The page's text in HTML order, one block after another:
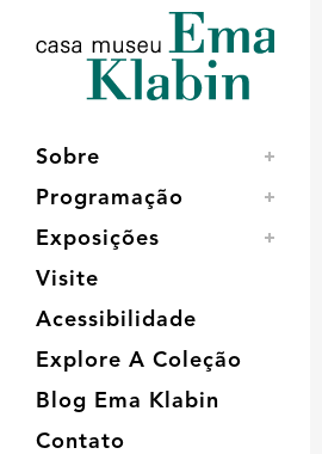
conteúdo
navegação
Sobre
Programação
Exposições
Visite
Acessibilidade
Explore A Coleção
Blog Ema Klabin
Contato